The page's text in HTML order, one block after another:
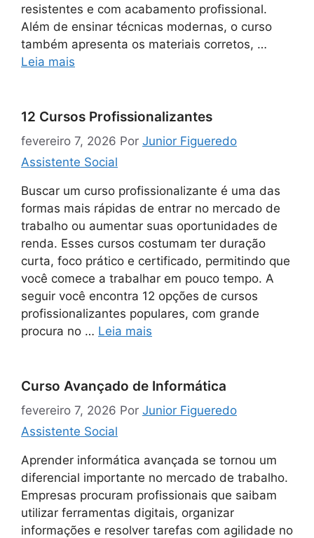
resistentes e com acabamento profissional.
Além de ensinar técnicas modernas, o curso
também apresenta os materiais corretos, …
Leia mais
12 Cursos Profissionalizantes
fevereiro 7, 2026 Por Junior Figueredo
Assistente Social
Buscar um curso profissionalizante é uma das
formas mais rápidas de entrar no mercado de
trabalho ou aumentar suas oportunidades de
renda. Esses cursos costumam ter duração
curta, foco prático e certificado, permitindo que
você comece a trabalhar em pouco tempo. A
seguir você encontra 12 opções de cursos
profissionalizantes populares, com grande
procura no … Leia mais
Curso Avançado de Informática
fevereiro 7, 2026 Por Junior Figueredo
Assistente Social
Aprender informática avançada se tornou um
diferencial importante no mercado de trabalho.
Empresas procuram profissionais que saibam
utilizar ferramentas digitais, organizar
informações e resolver tarefas com agilidade no